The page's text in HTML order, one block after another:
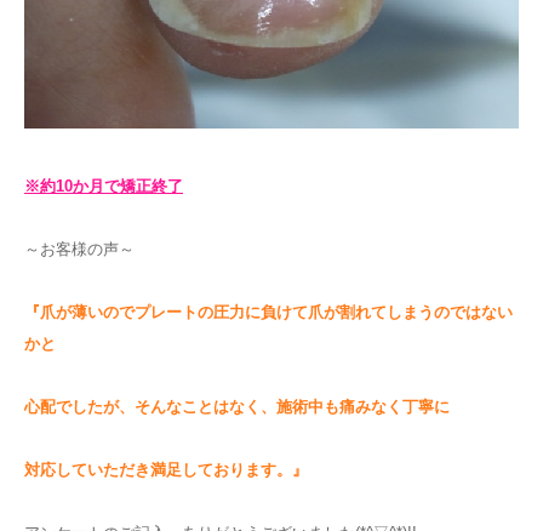
※約10か月で矯正終了
～お客様の声～
『爪が薄いのでプレートの圧力に負けて爪が割れてしまうのではない
かと
心配でしたが、そんなことはなく、施術中も痛みなく丁寧に
対応していただき満足しております。』